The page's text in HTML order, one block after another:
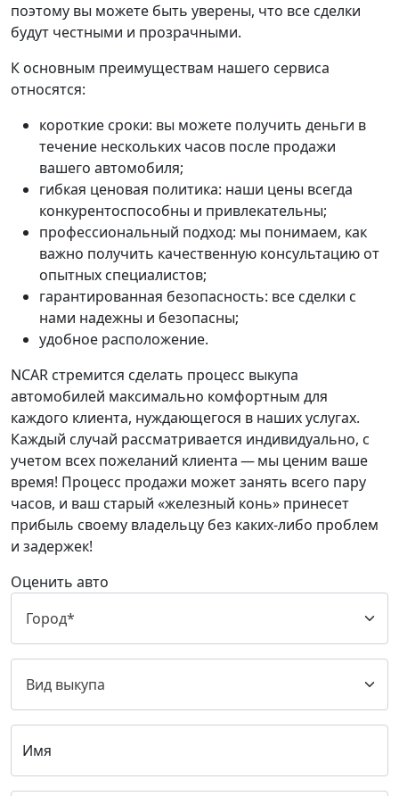
поэтому вы можете быть уверены, что все сделки
будут честными и прозрачными.
К основным преимуществам нашего сервиса
относятся:
короткие сроки: вы можете получить деньги в
течение нескольких часов после продажи
вашего автомобиля;
гибкая ценовая политика: наши цены всегда
конкурентоспособны и привлекательны;
профессиональный подход: мы понимаем, как
важно получить качественную консультацию от
опытных специалистов;
гарантированная безопасность: все сделки с
нами надежны и безопасны;
удобное расположение.
NCAR стремится сделать процесс выкупа
автомобилей максимально комфортным для
каждого клиента, нуждающегося в наших услугах.
Каждый случай рассматривается индивидуально, с
учетом всех пожеланий клиента — мы ценим ваше
время! Процесс продажи может занять всего пару
часов, и ваш старый «железный конь» принесет
прибыль своему владельцу без каких-либо проблем
и задержек!
Оценить авто
Имя